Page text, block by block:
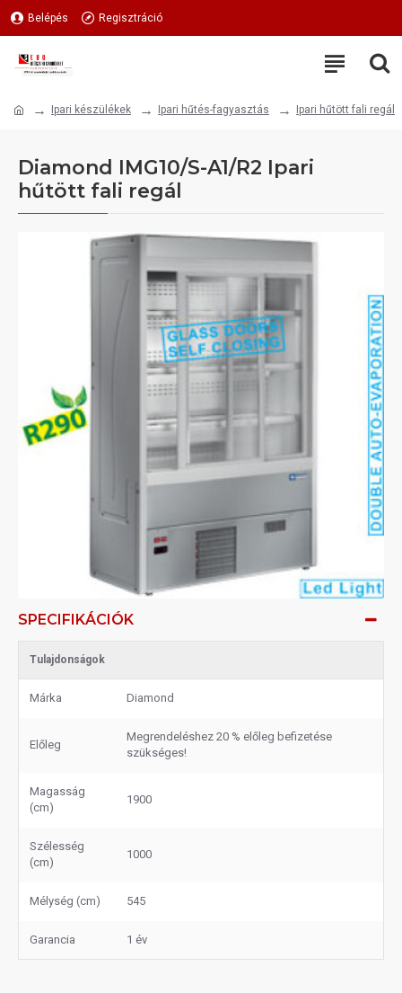
Belépés Regisztráció
Ipari készülékek Ipari hűtés-fagyasztás Ipari hűtött fali regál
Diamond IMG10/S-A1/R2 Ipari
hűtött fali regál
SPECIFIKÁCIÓK
Tulajdonságok
Márka Diamond
Előleg
Megrendeléshez 20 % előleg befizetése
szükséges!
Magasság
(cm)
1900
Szélesség
(cm)
1000
Mélység (cm) 545
Garancia 1 év